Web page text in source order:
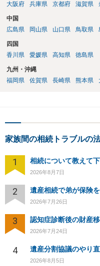
大阪府
兵庫県 京都府 滋賀県
中国
広島県
岡山県 山口県 鳥取県
四国
香川県
愛媛県 高知県 徳島県
九州・沖縄
福岡県
佐賀県 長崎県 熊本県
家族間の相続トラブルの
1 相続について教えて
2026年8月7日
2 遺産相続で弟が保険
2026年7月26日
3 認知症診断後の財産
2026年7月24日
4 遺産分割協議のやり
2026年8月5日